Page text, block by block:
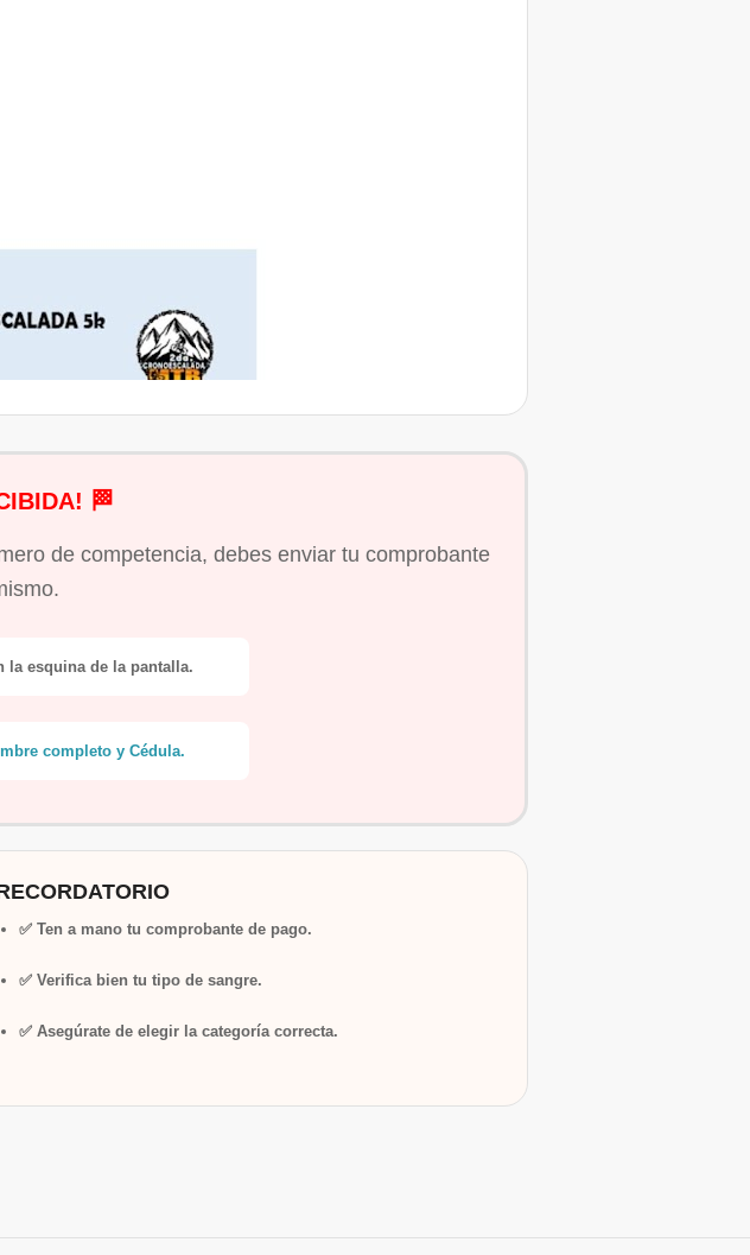
🏁
de competencia, debes enviar tu comprobante
la esquina de la pantalla.
completo y Cédula.
✅ Ten a mano tu comprobante de pago.
✅ Verifica bien tu tipo de sangre.
✅ Asegúrate de elegir la categoría correcta.